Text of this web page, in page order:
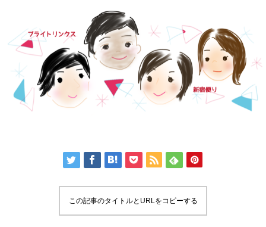
この記事のタイトルとURLをコピーする